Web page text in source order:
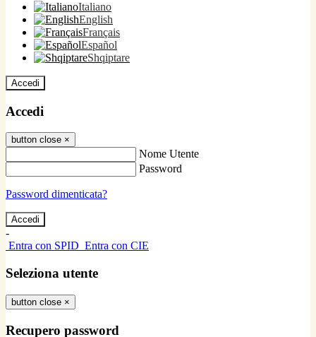
Italiano
English
Français
Español
Shqiptare
Accedi
Accedi
button close ×
Nome Utente
Password
Password dimenticata?
-
Entra con SPID Entra con CIE
Seleziona utente
button close ×
Recupero password